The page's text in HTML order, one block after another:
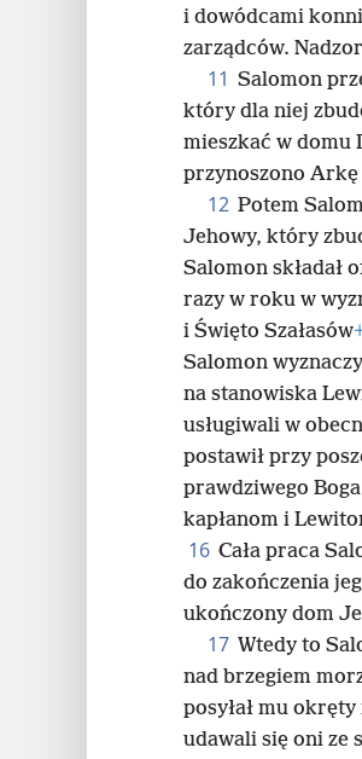
i dowódcami
zarządców.
11 Salomon
który dla niej
mieszkać w domu
przynoszono Arkę
12 Potem
Jehowy, który
Salomon składał
razy w roku w
i Święto Szałasów
Salomon
na stanowiska
usługiwali w
postawił przy
prawdziwego
kapłanom i
16 Cała praca
do zakończenia
ukończony dom
17 Wtedy to
nad brzegiem
posyłał mu
udawali się oni ze